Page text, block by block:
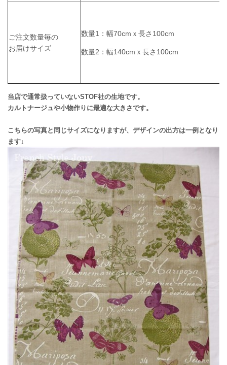
ご注文数量毎の
お届けサイズ
数量1：幅70cmｘ長さ100cm
数量2：幅140cmｘ長さ100cm
当店で通常扱っていないSTOF社の生地です。
カルトナージュや小物作りに最適な大きさです。
こちらの写真と同じサイズになりますが、デザインの出方は一例となり
ます↓